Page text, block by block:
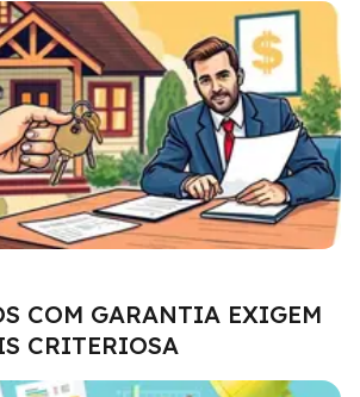
COM GARANTIA EXIGEM
CRITERIOSA